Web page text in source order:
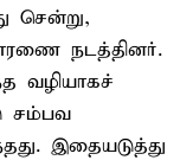
சென்று,
நடத்தினர்.
வழியாகச்
சம்பவ
இதையடுத்து